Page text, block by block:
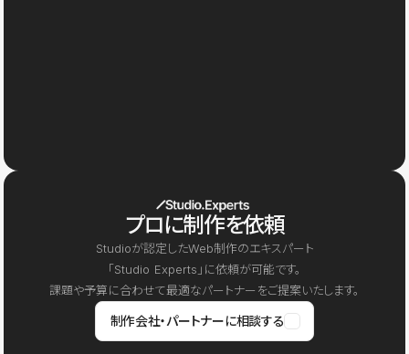
プロに制作を依頼
Studioが認定したWeb制作のエキスパート
「Studio Experts」に依頼が可能です。
課題や予算に合わせて最適なパートナーをご提案いたします。
制作会社・パートナーに相談する